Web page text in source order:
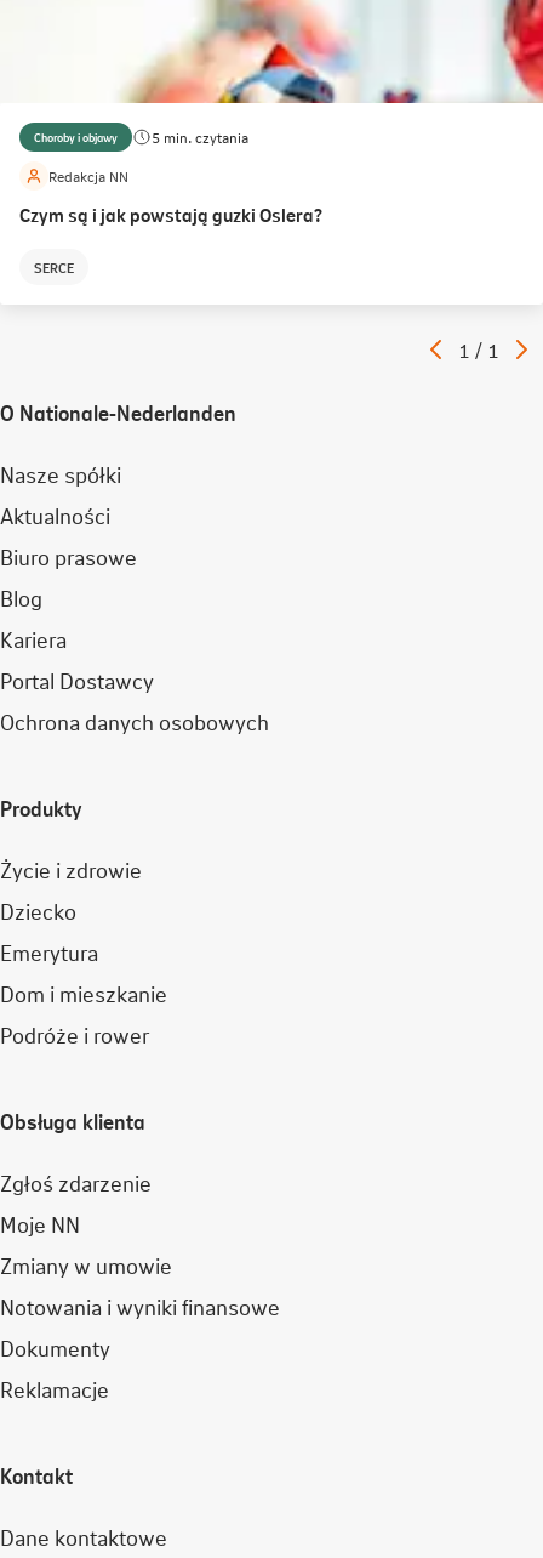
Poprzedni
artykuł
Artykuł
1 / 1
Choroby i objawy
5 min. czytania
Redakcja NN
Czym są i jak powstają guzki Oslera?
SERCE
O Nationale-Nederlanden
Nasze spółki
Aktualności
Biuro prasowe
Blog
Kariera
Portal Dostawcy
Ochrona danych osobowych
Produkty
Życie i zdrowie
Dziecko
Emerytura
Dom i mieszkanie
Podróże i rower
Obsługa klienta
Zgłoś zdarzenie
Moje NN
Zmiany w umowie
Notowania i wyniki finansowe
Dokumenty
Reklamacje
Kontakt
Dane kontaktowe